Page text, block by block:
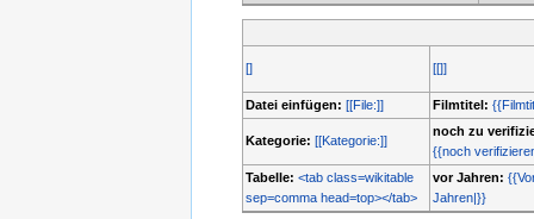
[] [[]]
Datei einfügen: [[File:]] Filmtitel:
Kategorie: [[Kategorie:]]
noch zu
{{noch
Tabelle: <tab class=wikitable
sep=comma head=top></tab>
vor Jahren:
Jahren|}}